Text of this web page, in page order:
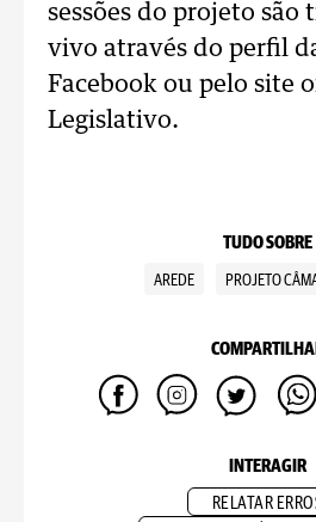
sessões do projeto são
vivo através do perfil
Facebook ou pelo site
Legislativo.
TUDO SOBRE
AREDE PROJETO
INTERAGIR
RELATAR